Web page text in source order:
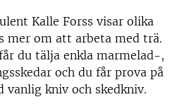
Kalle Forss visar olika
mer om att arbeta med trä.
du tälja enkla marmelad-,
och du får prova på
vanlig kniv och skedkniv.